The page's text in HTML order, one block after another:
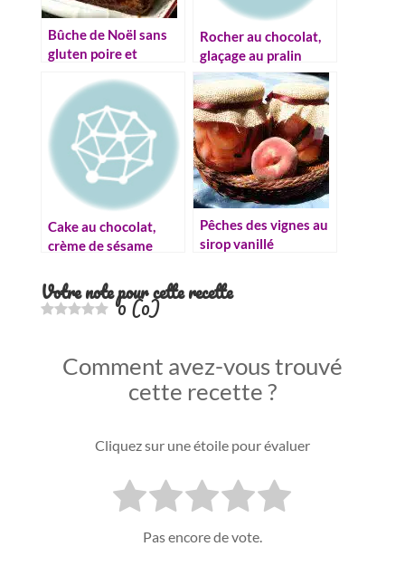
Bûche de Noël sans
gluten poire et
Rocher au chocolat,
glaçage au pralin
Cake au chocolat,
crème de sésame
Pêches des vignes au
sirop vanillé
Votre note pour cette recette
0(0)
Comment avez-vous trouvé
cette recette ?
Cliquez sur une étoile pour évaluer
Pas encore de vote.